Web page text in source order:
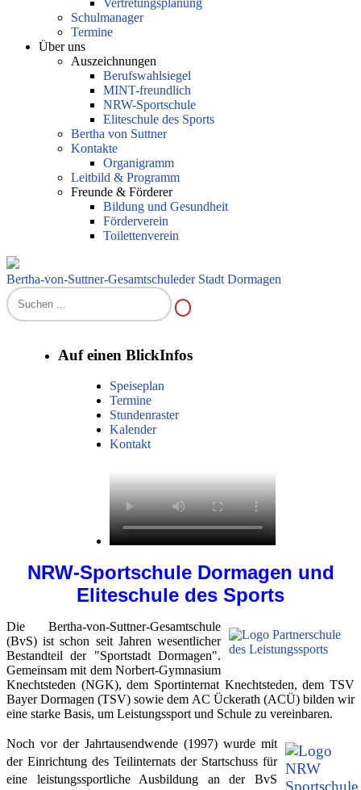
Vertretungsplanung
Schulmanager
Termine
Über uns
Auszeichnungen
Berufswahlsiegel
MINT-freundlich
NRW-Sportschule
Eliteschule des Sports
Bertha von Suttner
Kontakte
Organigramm
Leitbild & Programm
Freunde & Förderer
Bildung und Gesundheit
Förderverein
Toilettenverein
Bertha-von-Suttner-Gesamtschuleder Stadt Dormagen
Auf einen BlickInfos
Speiseplan
Termine
Stundenraster
Kalender
Kontakt
NRW-Sportschule Dormagen und
Eliteschule des Sports
Die Bertha-von-Suttner-Gesamtschule
(BvS) ist schon seit Jahren wesentlicher
Bestandteil der "Sportstadt Dormagen".
Gemeinsam mit dem Norbert-Gymnasium
Knechtsteden (NGK), dem Sportinternat Knechtsteden, dem TSV
Bayer Dormagen (TSV) sowie dem AC Ückerath (ACÜ) bilden wir
eine starke Basis, um Leistungssport und Schule zu vereinbaren.
Noch vor der Jahrtausendwende (1997) wurde mit
der Einrichtung des Teilinternats der Startschuss für
eine leistungssportliche Ausbildung an der BvS